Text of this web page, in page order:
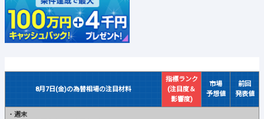
8月7日(金)の為替相場の注目材料
指標ランク
(注目度＆
影響度)
市場
予想値
前回
発表値
・ 週末